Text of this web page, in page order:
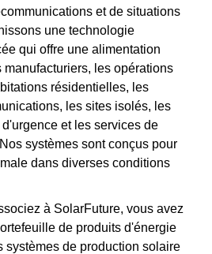
et de situations
une technologie
qui offre une alimentation
les opérations
résidentielles, les
les sites isolés, les
et les services de
systèmes sont conçus pour
dans diverses conditions
à SolarFuture, vous avez
de produits d'énergie
systèmes de production solaire